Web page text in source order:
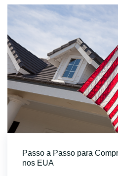
para turistas.Além
situadas em áreas com belas
principais parques temáticos.
Venda de Casas Novas
O mercado de imóveis
expansão.Há diversas
construídas,prontas para
moradores.Essas propriedades
moderno em termos de
arquitetônicas inteligentes e
garante menos preocupações
investimento.
Casas de Luxo à
Passo a Passo para
nos EUA